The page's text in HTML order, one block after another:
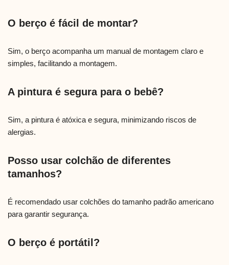
O berço é fácil de montar?
Sim, o berço acompanha um manual de montagem claro e
simples, facilitando a montagem.
A pintura é segura para o bebê?
Sim, a pintura é atóxica e segura, minimizando riscos de
alergias.
Posso usar colchão de diferentes
tamanhos?
É recomendado usar colchões do tamanho padrão americano
para garantir segurança.
O berço é portátil?